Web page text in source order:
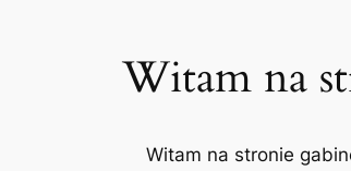
Witam na
Witam na stronie